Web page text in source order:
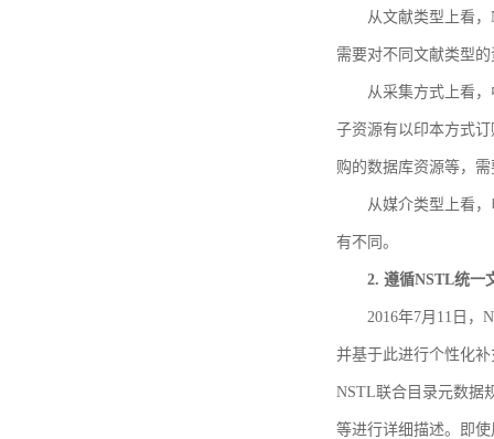
从文献类型上看
需要对不同文献类型
从采集方式上看
子资源有以印本方式
购的数据库资源等，
从媒介类型上看
有不同。
2. 遵循NSTL统一
2016年7月11日，
并基于此进行个性化
NSTL联合目录元数据
等进行详细描述。即